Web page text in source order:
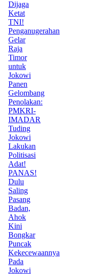
Dijaga
Ketat
TNI!
Penganugerahan
Gelar
Raja
Timor
untuk
Jokowi
Panen
Gelombang
Penolakan:
PMKRI-
IMADAR
Tuding
Jokowi
Lakukan
Politisasi
Adat!
PANAS!
Dulu
Saling
Pasang
Badan,
Ahok
Kini
Bongkar
Puncak
Kekecewaannya
Pada
Jokowi